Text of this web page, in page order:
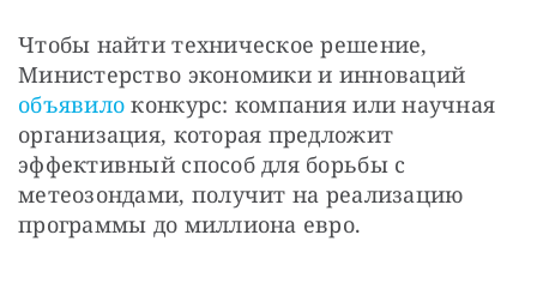
Чтобы найти техническое решение,
Министерство экономики и инноваций
объявило конкурс: компания или научная
организация, которая предложит
эффективный способ для борьбы с
метеозондами, получит на реализацию
программы до миллиона евро.